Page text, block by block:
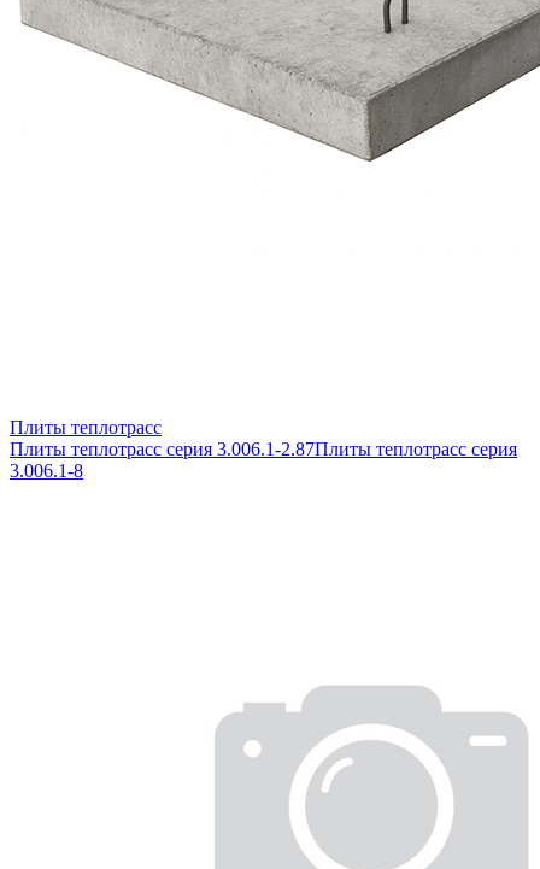
Плиты теплотрасс
Плиты теплотрасс серия 3.006.1-2.87Плиты теплотрасс серия
3.006.1-8